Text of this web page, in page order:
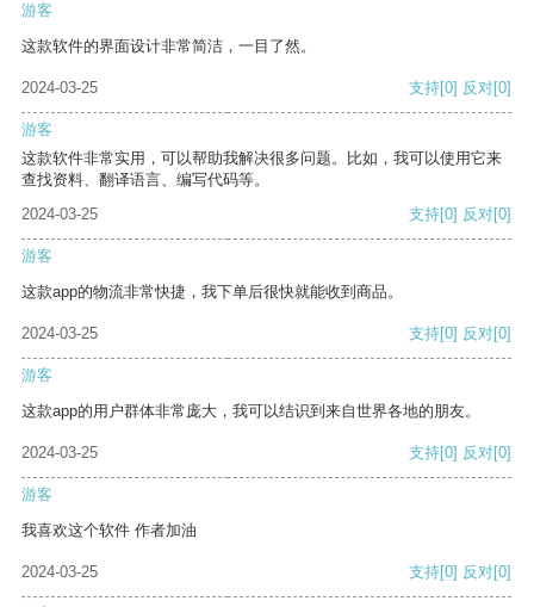
游客
这款软件的界面设计非常简洁，一目了然。
2024-03-25 支持[0] 反对[0]
游客
这款软件非常实用，可以帮助我解决很多问题。比如，我可以使用它来
查找资料、翻译语言、编写代码等。
2024-03-25
支持[0] 反对[0]
游客
这款app的物流非常快捷，我下单后很快就能收到商品。
2024-03-25 支持[0] 反对[0]
游客
这款app的用户群体非常庞大，我可以结识到来自世界各地的朋友。
2024-03-25 支持[0] 反对[0]
游客
我喜欢这个软件 作者加油
2024-03-25 支持[0] 反对[0]